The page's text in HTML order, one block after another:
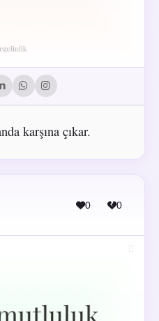
karşına çıkar.
0 0